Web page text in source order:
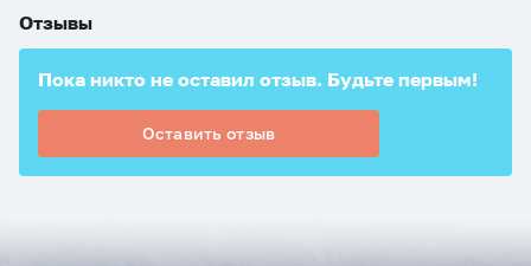
Отзывы
Пока никто не оставил отзыв. Будьте первым!
Оставить отзыв